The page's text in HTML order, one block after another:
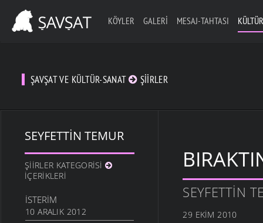
KÖYLER GALERI MESAJ-TAHTASI
ŞAVŞAT VE KÜLTÜR-SANAT ŞIIRLER
SEYFETTIN TEMUR
ŞIIRLER KATEGORISI
İÇERIKLERI
İSTERIM
10 ARALIK 2012
SEYFETTIN
29 EKIM 2010